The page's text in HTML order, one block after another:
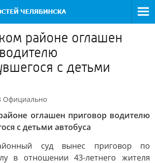
районе оглашен
с детьми
Официально
оглашен приговор водителю
с детьми автобуса
суд вынес приговор по
в отношении 43-летнего жителя